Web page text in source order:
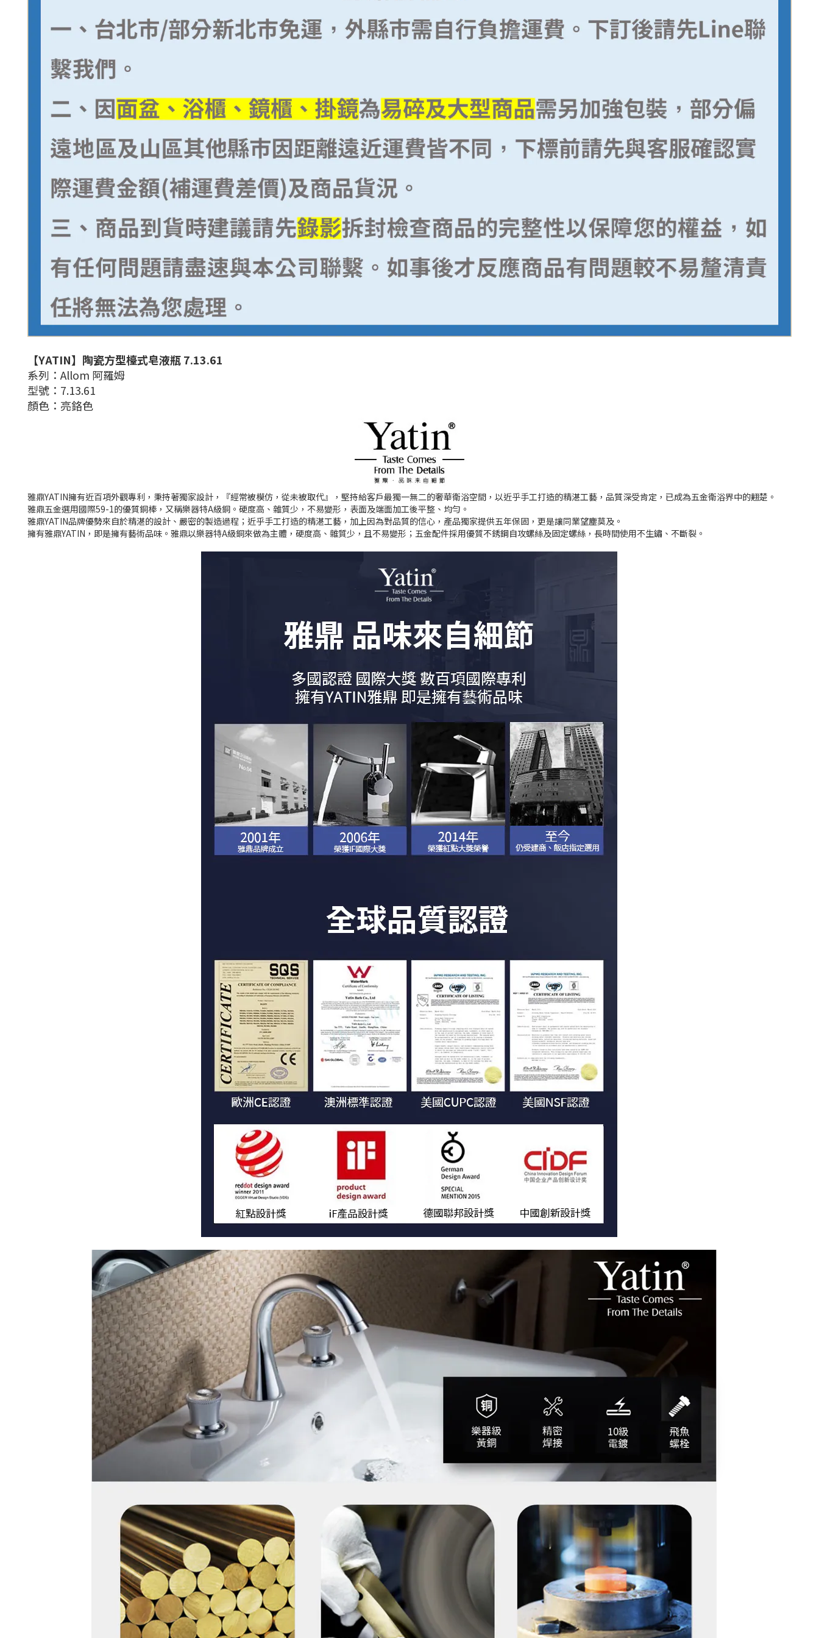
【YATIN】陶瓷方型檯式皂液瓶 7.13.61
系列：Allom 阿羅姆
型號：7.13.61
顏色：亮鉻色
雅鼎YATIN擁有近百項外觀專利，秉持著獨家設計，『經常被模仿，從未被取代』，堅持給客戶最獨一無二的奢華衛浴空間，以近乎手工打造的精湛工藝，品質深受肯定，已成為五金衛浴界中的翹楚。
雅鼎五金選用國際59-1的優質銅棒，又稱樂器特A級銅。硬度高、雜質少，不易變形，表面及端面加工後平整、均勻。
雅鼎YATIN品牌優勢來自於精湛的設計、嚴密的製造過程；近乎手工打造的精湛工藝，加上因為對品質的信心，產品獨家提供五年保固，更是讓同業望塵莫及。
擁有雅鼎YATIN，即是擁有藝術品味。 雅鼎以樂器特A級銅來做為主體，硬度高、雜質少，且不易變形；五金配件採用優質不銹鋼自攻螺絲及固定螺絲，長時間使用不生鏽、不斷裂。